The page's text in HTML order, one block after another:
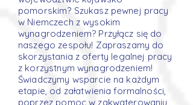
pomorskim? Szukasz pewnej pracy
w Niemczech z wysokim
wynagrodzeniem? Przyłącz się do
naszego zespołu! Zapraszamy do
skorzystania z oferty legalnej pracy
z korzystnym wynagrodzeniem!
Świadczymy wsparcie na każdym
etapie, od załatwienia formalności,
poprzez pomoc w zakwaterowaniu,